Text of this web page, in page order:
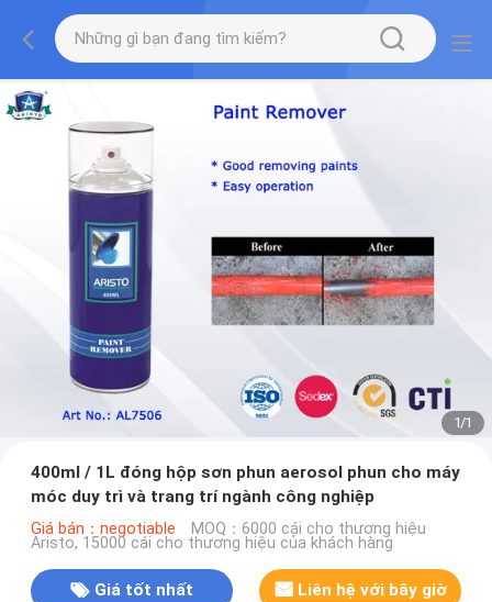
1/1
400ml / 1L đóng hộp sơn phun aerosol phun cho máy
móc duy trì và trang trí ngành công nghiệp
Giá bán：negotiable MOQ：6000 cái cho thương hiệu
Aristo, 15000 cái cho thương hiệu của khách hàng
Giá tốt nhất Liên hệ với bây giờ